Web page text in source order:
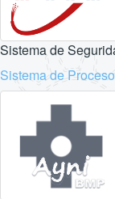
Sistema de
Sistema de